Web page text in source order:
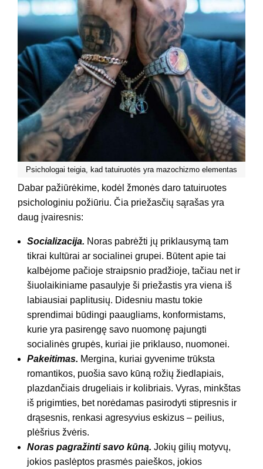
Psichologai teigia, kad tatuiruotės yra mazochizmo elementas
Dabar pažiūrėkime, kodėl žmonės daro tatuiruotes
psichologiniu požiūriu. Čia priežasčių sąrašas yra
daug įvairesnis:
Socializacija. Noras pabrėžti jų priklausymą tam
tikrai kultūrai ar socialinei grupei. Būtent apie tai
kalbėjome pačioje straipsnio pradžioje, tačiau net ir
šiuolaikiniame pasaulyje ši priežastis yra viena iš
labiausiai paplitusių. Didesniu mastu tokie
sprendimai būdingi paaugliams, konformistams,
kurie yra pasirengę savo nuomonę pajungti
socialinės grupės, kuriai jie priklauso, nuomonei.
Pakeitimas. Mergina, kuriai gyvenime trūksta
romantikos, puošia savo kūną rožių žiedlapiais,
plazdančiais drugeliais ir kolibriais. Vyras, minkštas
iš prigimties, bet norėdamas pasirodyti stipresnis ir
drąsesnis, renkasi agresyvius eskizus – peilius,
plėšrius žvėris.
Noras pagražinti savo kūną. Jokių gilių motyvų,
jokios paslėptos prasmės paieškos, jokios